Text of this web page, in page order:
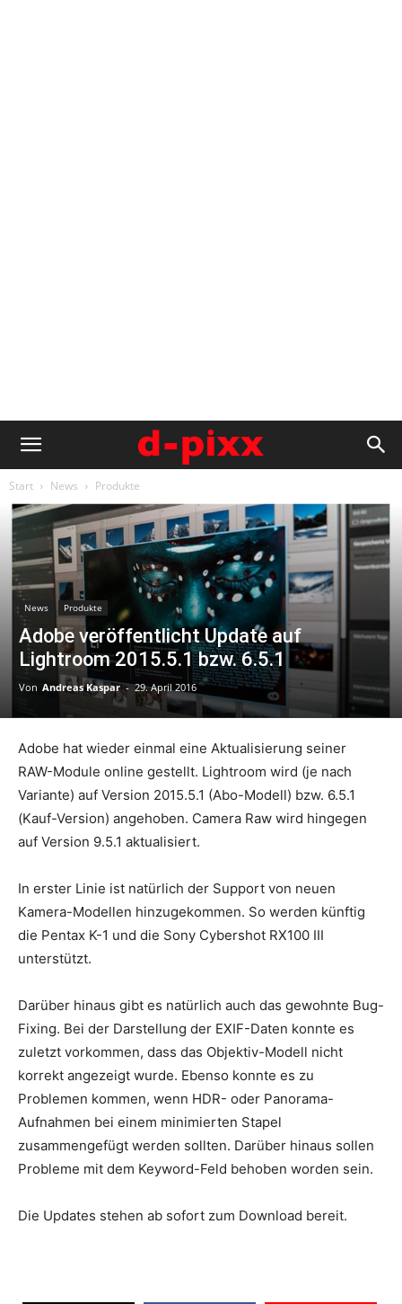
Start News Produkte
News Produkte
Adobe veröffentlicht Update auf
Lightroom 2015.5.1 bzw. 6.5.1
Von Andreas Kaspar - 29. April 2016
Adobe hat wieder einmal eine Aktualisierung seiner
RAW-Module online gestellt. Lightroom wird (je nach
Variante) auf Version 2015.5.1 (Abo-Modell) bzw. 6.5.1
(Kauf-Version) angehoben. Camera Raw wird hingegen
auf Version 9.5.1 aktualisiert.
In erster Linie ist natürlich der Support von neuen
Kamera-Modellen hinzugekommen. So werden künftig
die Pentax K-1 und die Sony Cybershot RX100 III
unterstützt.
Darüber hinaus gibt es natürlich auch das gewohnte Bug-
Fixing. Bei der Darstellung der EXIF-Daten konnte es
zuletzt vorkommen, dass das Objektiv-Modell nicht
korrekt angezeigt wurde. Ebenso konnte es zu
Problemen kommen, wenn HDR- oder Panorama-
Aufnahmen bei einem minimierten Stapel
zusammengefügt werden sollten. Darüber hinaus sollen
Probleme mit dem Keyword-Feld behoben worden sein.
Die Updates stehen ab sofort zum Download bereit.